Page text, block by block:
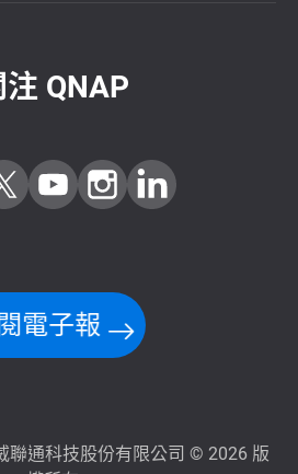
注 QNAP
電子報
聯通科技股份有限公司 © 2026 版